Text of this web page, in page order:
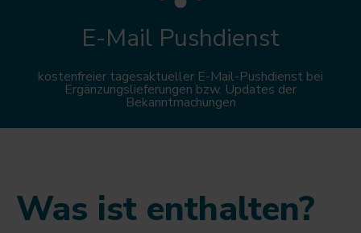
E-Mail Pushdienst
kostenfreier tagesaktueller E-Mail-Pushdienst bei
Ergänzungslieferungen bzw. Updates der
Bekanntmachungen
Was ist enthalten?